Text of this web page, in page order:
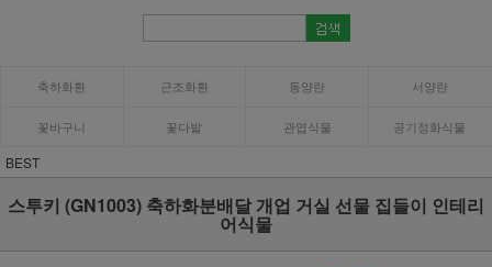
축하화환 근조화환 동양란 서양란
꽃바구니 꽃다발 관엽식물 공기정화식물
BEST
스투키 (GN1003) 축하화분배달 개업 거실 선물 집들이 인테리
어식물